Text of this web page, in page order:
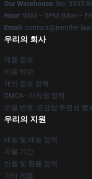
Our Warehouse: No. 3535
Hour: 9AM – 5PM (Mon –
Email : contact@jennifer-
우리의 회사
제품 정보
이용 약관
개인 정보 정책
DMCA - 저작권 정책
모델 번호: 공급망 투명성 행
우리의 지원
배송 및 배송 정책
지불 기간
반품 및 환불 정책
기타 제품